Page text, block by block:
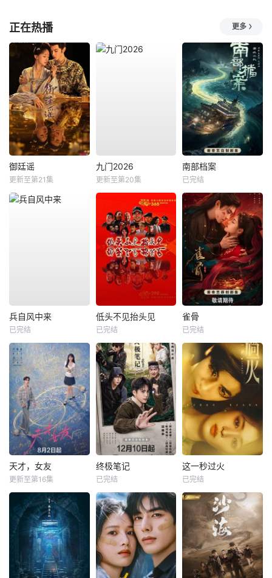
正在热播 更多
御廷谣
更新至第21集
九门2026
更新至第20集
南部档案
已完结
兵自风中来
已完结
低头不见抬头见
已完结
雀骨
已完结
天才，女友
更新至第16集
终极笔记
已完结
这一秒过火
已完结